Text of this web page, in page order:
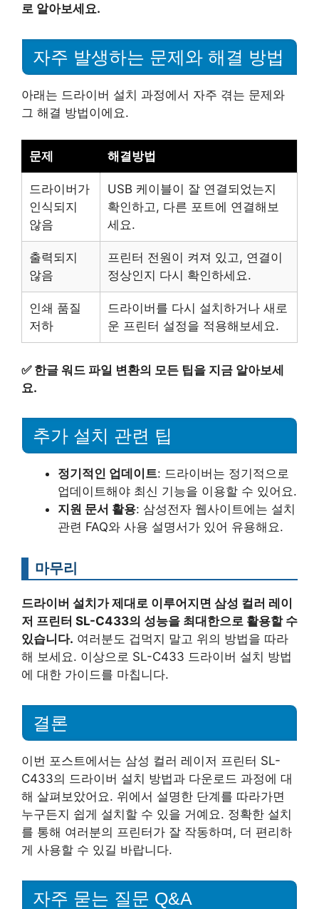
로 알아보세요.
자주 발생하는 문제와 해결 방법
아래는 드라이버 설치 과정에서 자주 겪는 문제와
그 해결 방법이에요.
문제 해결방법
드라이버가
인식되지
않음
USB 케이블이 잘 연결되었는지
확인하고, 다른 포트에 연결해보
세요.
출력되지
않음
프린터 전원이 켜져 있고, 연결이
정상인지 다시 확인하세요.
인쇄 품질
저하
드라이버를 다시 설치하거나 새로
운 프린터 설정을 적용해보세요.
✅ 한글 워드 파일 변환의 모든 팁을 지금 알아보세
요.
추가 설치 관련 팁
정기적인 업데이트: 드라이버는 정기적으로
업데이트해야 최신 기능을 이용할 수 있어요.
지원 문서 활용: 삼성전자 웹사이트에는 설치
관련 FAQ와 사용 설명서가 있어 유용해요.
마무리
드라이버 설치가 제대로 이루어지면 삼성 컬러 레이
저 프린터 SL-C433의 성능을 최대한으로 활용할 수
있습니다. 여러분도 겁먹지 말고 위의 방법을 따라
해 보세요. 이상으로 SL-C433 드라이버 설치 방법
에 대한 가이드를 마칩니다.
결론
이번 포스트에서는 삼성 컬러 레이저 프린터 SL-
C433의 드라이버 설치 방법과 다운로드 과정에 대
해 살펴보았어요. 위에서 설명한 단계를 따라가면
누구든지 쉽게 설치할 수 있을 거예요. 정확한 설치
를 통해 여러분의 프린터가 잘 작동하며, 더 편리하
게 사용할 수 있길 바랍니다.
자주 묻는 질문 Q&A